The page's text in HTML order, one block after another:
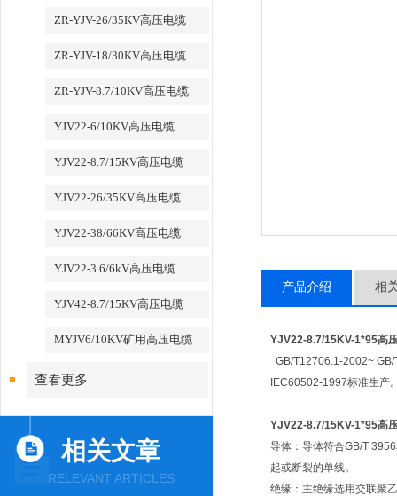
ZR-YJV-26/35KV高压电缆
ZR-YJV-18/30KV高压电缆
ZR-YJV-8.7/10KV高压电缆
YJV22-6/10KV高压电缆
YJV22-8.7/15KV高压电缆
YJV22-26/35KV高压电缆
YJV22-38/66KV高压电缆
YJV22-3.6/6kV高压电缆
YJV42-8.7/15KV高压电缆
MYJV6/10KV矿用高压电缆
查看更多
相关文章
RELEVANT ARTICLES
产品介绍 相
YJV22-8.7/15KV-1*95高
GB/T12706.1-2002~
IEC60502-1997标准生产
YJV22-8.7/15KV-1*95高
导体：导体符合GB/T
起或断裂的单线。
绝缘：主绝缘选用交联聚